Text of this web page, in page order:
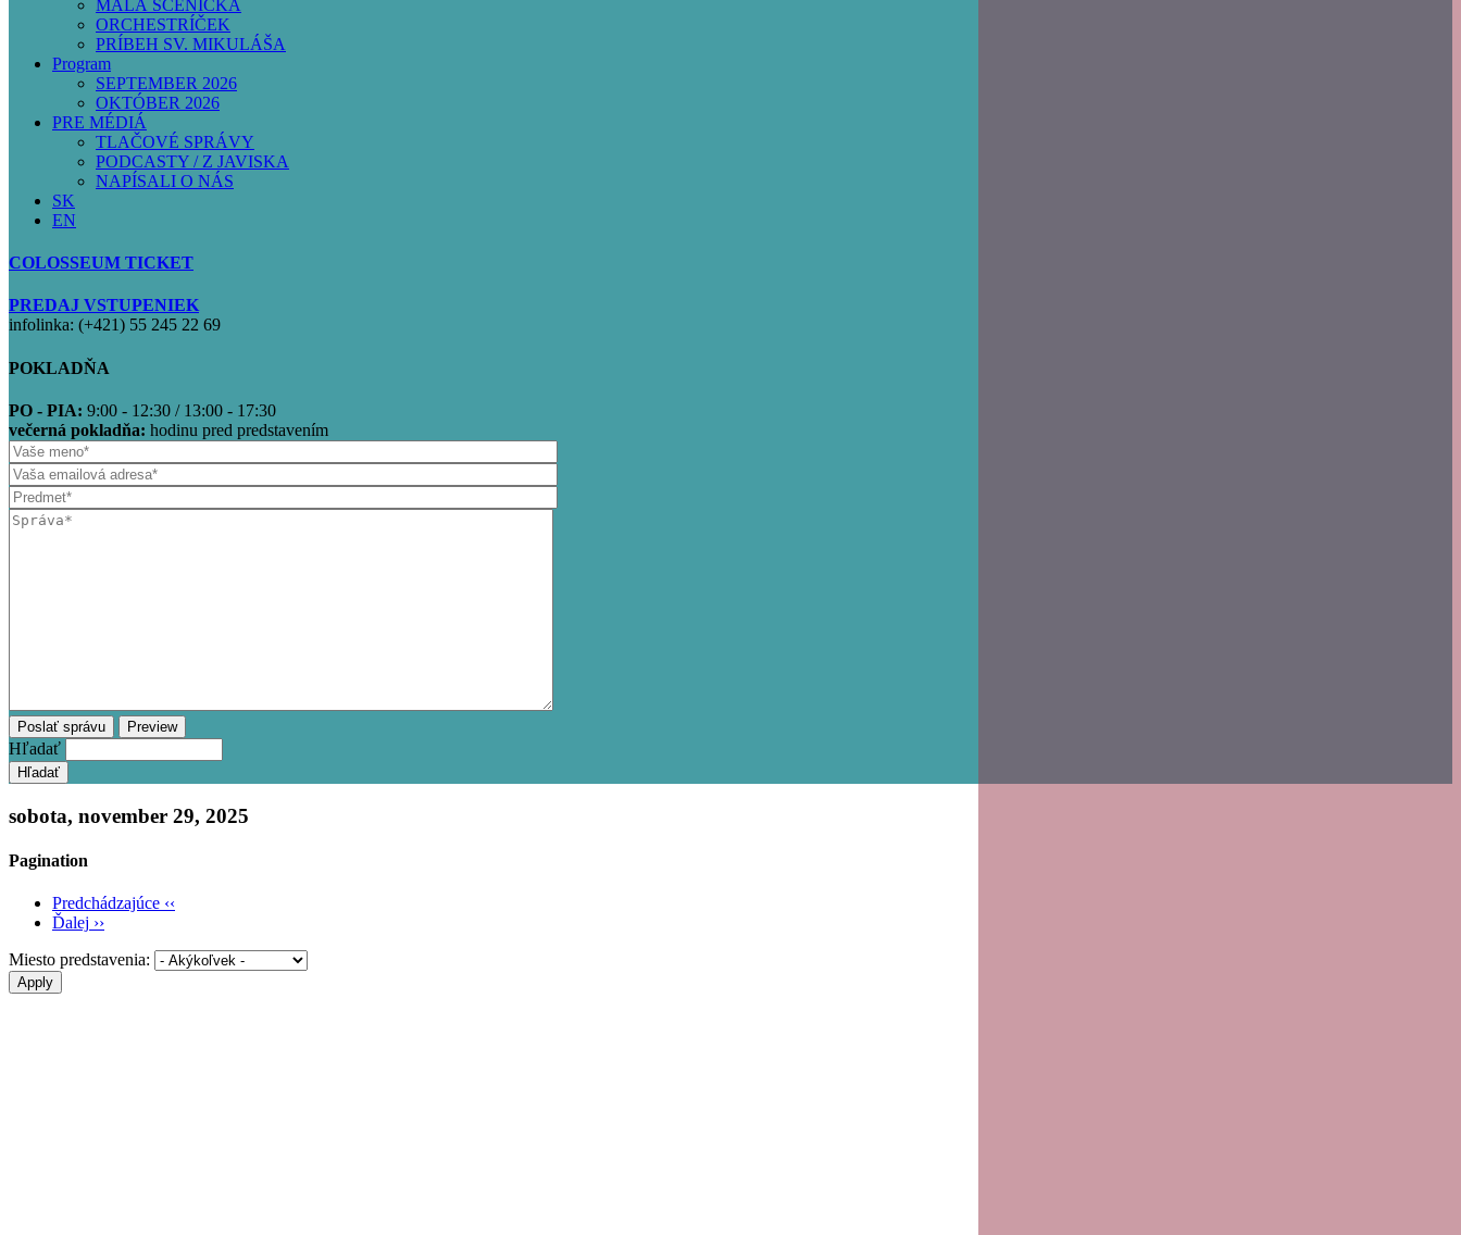
MALÁ SCÉNIČKA
ORCHESTRÍČEK
PRÍBEH SV. MIKULÁŠA
Program
SEPTEMBER 2026
OKTÓBER 2026
PRE MÉDIÁ
TLAČOVÉ SPRÁVY
PODCASTY / Z JAVISKA
NAPÍSALI O NÁS
SK
EN
COLOSSEUM TICKET
PREDAJ VSTUPENIEK
infolinka: (+421) 55 245 22 69
POKLADŇA
PO - PIA: 9:00 - 12:30 / 13:00 - 17:30
večerná pokladňa: hodinu pred predstavením
Hľadať
sobota, november 29, 2025
Pagination
Predchádzajúce ‹‹
Ďalej ››
Miesto predstavenia: